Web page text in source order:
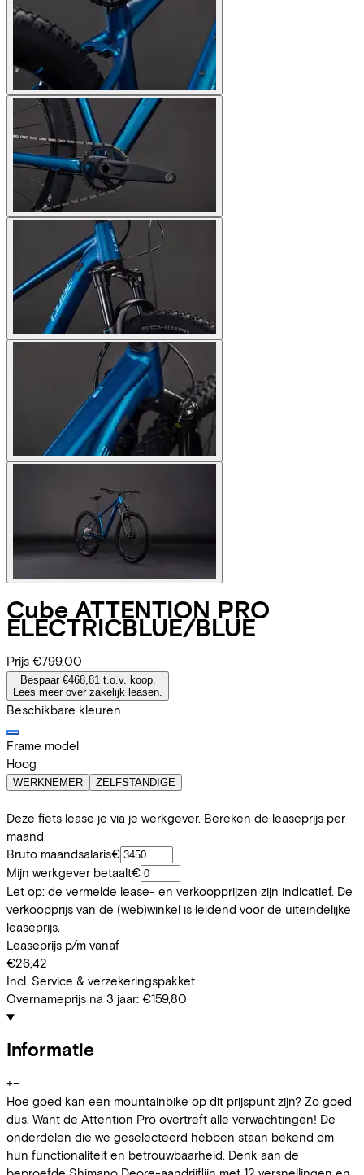
Cube ATTENTION PRO
ELECTRICBLUE/BLUE
Prijs €799,00
Bespaar €468,81 t.o.v. koop.
Lees meer over zakelijk leasen.
Beschikbare kleuren
Frame model
Hoog
WERKNEMER ZELFSTANDIGE
Deze fiets lease je via je werkgever. Bereken de leaseprijs per
maand
Bruto maandsalaris€
Mijn werkgever betaalt€
Let op: de vermelde lease- en verkoopprijzen zijn indicatief. De
verkoopprijs van de (web)winkel is leidend voor de uiteindelijke
leaseprijs.
Leaseprijs p/m vanaf
€26,42
Incl. Service & verzekeringspakket
Overnameprijs na 3 jaar: €159,80
Informatie
+−
Hoe goed kan een mountainbike op dit prijspunt zijn? Zo goed
dus. Want de Attention Pro overtreft alle verwachtingen! De
onderdelen die we geselecteerd hebben staan bekend om
hun functionaliteit en betrouwbaarheid. Denk aan de